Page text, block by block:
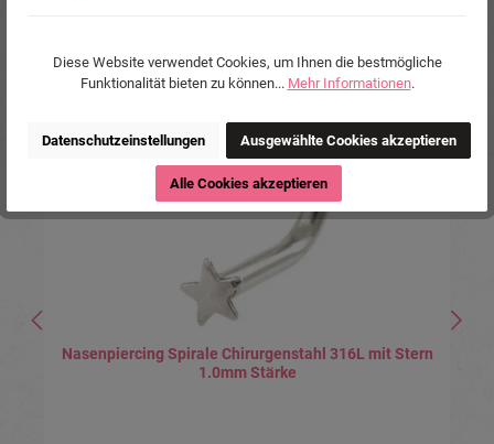
Produktgalerie überspringen
Ähnliche Produkte
Nasenpiercing Spirale Chirurgenstahl 316L mit Stern
1.0mm Stärke
Diese Website verwendet Cookies, um Ihnen die bestmögliche
Funktionalität bieten zu können... Mehr Informationen.
Datenschutzeinstellungen Ausgewählte Cookies akzeptieren
Alle Cookies akzeptieren